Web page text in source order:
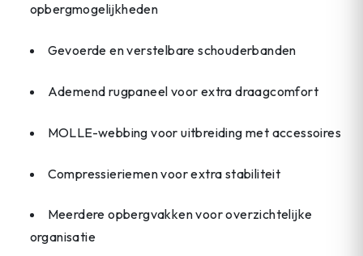
opbergmogelijkheden
Gevoerde en verstelbare schouderbanden
Ademend rugpaneel voor extra draagcomfort
MOLLE-webbing voor uitbreiding met accessoires
Compressieriemen voor extra stabiliteit
Meerdere opbergvakken voor overzichtelijke
organisatie